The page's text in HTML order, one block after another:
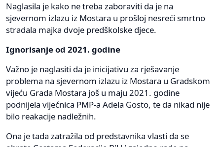
Naglasila je kako ne treba zaboraviti da je na
sjevernom izlazu iz Mostara u prošloj nesreći smrtno
stradala majka dvoje predškolske djece.
Ignorisanje od 2021. godine
Važno je naglasiti da je inicijativu za rješavanje
problema na sjevernom izlazu iz Mostara u Gradskom
vijeću Grada Mostara još u maju 2021. godine
podnijela vijećnica PMP-a Adela Gosto, te da nikad nije
bilo reakacije nadležnih.
Ona je tada zatražila od predstavnika vlasti da se